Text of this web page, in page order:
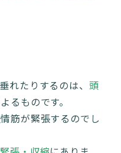
れたりするのは、 頭
るものです。
筋が緊張するのでし